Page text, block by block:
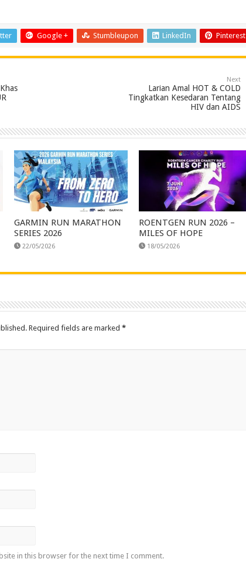
Google + Stumbleupon LinkedIn Pinterest
Next
Larian Amal HOT & COLD
Tingkatkan Kesedaran Tentang
HIV dan AIDS
GARMIN RUN MARATHON
SERIES 2026
22/05/2026
ROENTGEN RUN 2026 –
MILES OF HOPE
18/05/2026
Required fields are marked *
in this browser for the next time I comment.